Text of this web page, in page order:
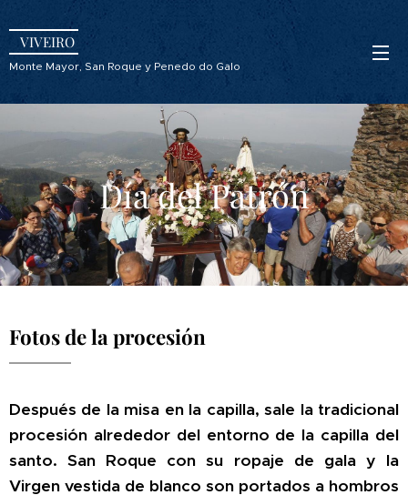
VIVEIRO
Monte Mayor, San Roque y Penedo do Galo
Día del Patrón
Fotos de la procesión
Después de la misa en la capilla, sale la tradicional
procesión alrededor del entorno de la capilla del
santo. San Roque con su ropaje de gala y la
Virgen vestida de blanco son portados a hombros